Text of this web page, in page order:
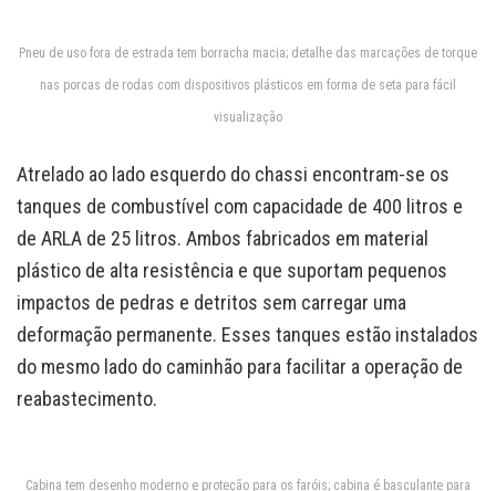
Pneu de uso fora de estrada tem borracha macia; detalhe das marcações de torque
nas porcas de rodas com dispositivos plásticos em forma de seta para fácil
visualização
Atrelado ao lado esquerdo do chassi encontram-se os
tanques de combustível com capacidade de 400 litros e
de ARLA de 25 litros. Ambos fabricados em material
plástico de alta resistência e que suportam pequenos
impactos de pedras e detritos sem carregar uma
deformação permanente. Esses tanques estão instalados
do mesmo lado do caminhão para facilitar a operação de
reabastecimento.
Cabina tem desenho moderno e proteção para os faróis; cabina é basculante para